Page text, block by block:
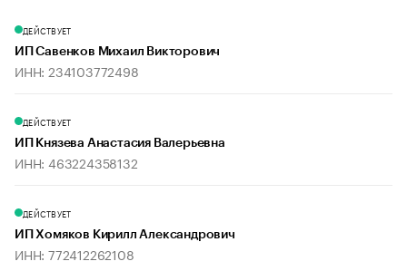
ДЕЙСТВУЕТ
ИП Савенков Михаил Викторович
ИНН: 234103772498
ДЕЙСТВУЕТ
ИП Князева Анастасия Валерьевна
ИНН: 463224358132
ДЕЙСТВУЕТ
ИП Хомяков Кирилл Александрович
ИНН: 772412262108